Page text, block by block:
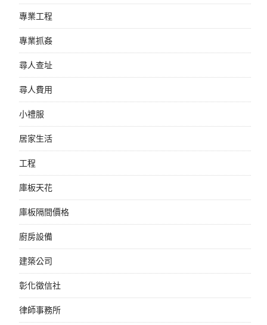
專業工程
專業抓姦
尋人查址
尋人費用
小禮服
居家生活
工程
庫板天花
庫板隔間價格
廚房設備
建築公司
彰化徵信社
律師事務所